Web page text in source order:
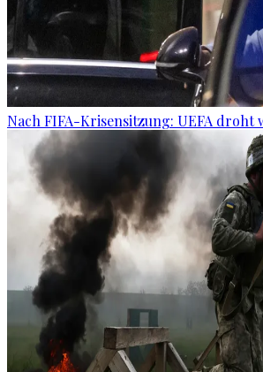
Nach FIFA-Krisensitzung: UEFA droht